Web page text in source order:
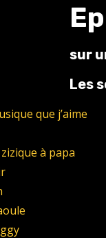
sur
Les
que j’aime
à papa